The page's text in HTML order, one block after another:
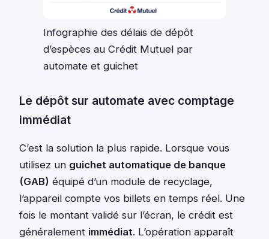
Infographie des délais de dépôt
d’espèces au Crédit Mutuel par
automate et guichet
Le dépôt sur automate avec comptage
immédiat
C’est la solution la plus rapide. Lorsque vous
utilisez un guichet automatique de banque
(GAB) équipé d’un module de recyclage,
l’appareil compte vos billets en temps réel. Une
fois le montant validé sur l’écran, le crédit est
généralement immédiat. L’opération apparaît